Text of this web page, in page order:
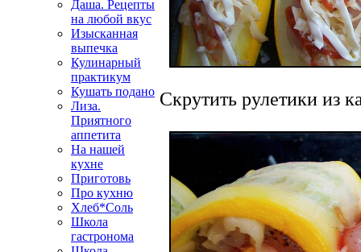
Даша. Рецепты
на любой вкус
Изысканная
выпечка
Кулинарный
практикум
Кушать подано
Лиза.
Приятного
аппетита
На нашей
кухне
Приготовь
Про кухню
Хлеб*Соль
Школа
гастронома
Скрутить рулетики из